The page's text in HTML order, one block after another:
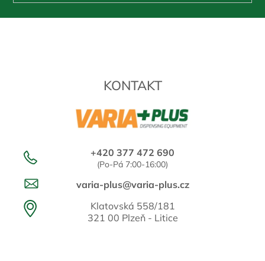
KONTAKT
+420 377 472 690
(Po-Pá 7:00-16:00)
varia-plus@varia-plus.cz
Klatovská 558/181
321 00 Plzeň - Litice